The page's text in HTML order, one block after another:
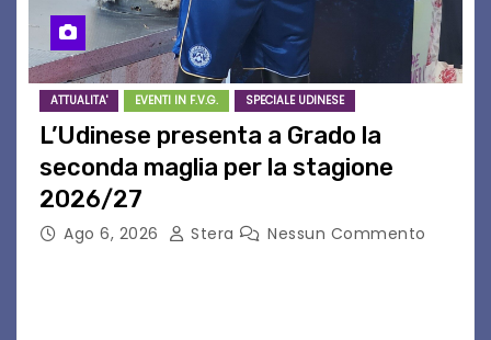
ATTUALITA' EVENTI IN F.V.G. SPECIALE UDINESE
L’Udinese presenta a Grado la
seconda maglia per la stagione
2026/27
Ago 6, 2026 Stera Nessun Commento